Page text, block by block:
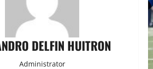
DELFIN HUITRON
Administrator